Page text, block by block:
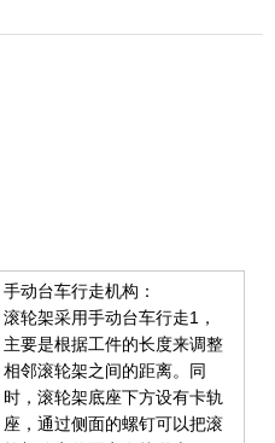
手动台车行走机构：
滚轮架采用手动台车行走1，
主要是根据工件的长度来调整
相邻滚轮架之间的距离。同
时，滚轮架底座下方设有卡轨
座，通过侧面的螺钉可以把滚